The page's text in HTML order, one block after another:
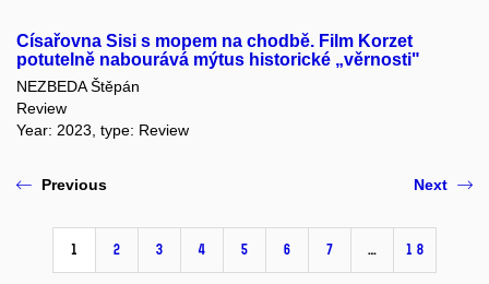
Císařovna Sisi s mopem na chodbě. Film Korzet
potutelně nabourává mýtus historické „věrnosti"
NEZBEDA Štěpán
Review
Year: 2023, type: Review
Previous
1 2 3 4 5 6 7 … 18
Next